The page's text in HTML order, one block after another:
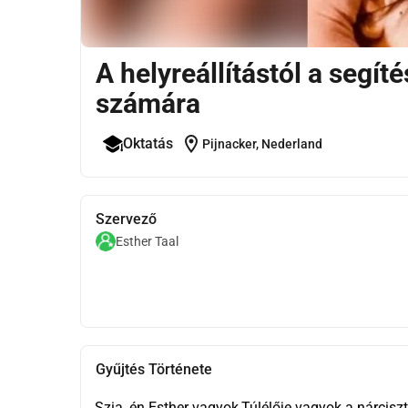
A helyreállítástól a
számára
Oktatás location_on Pijnacker, Nederland
Szervező
Esther Taal
Gyűjtés Története